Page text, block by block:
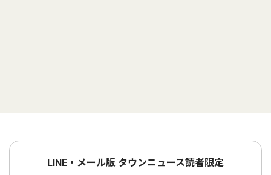
LINE・メール版 タウンニュース読者限定